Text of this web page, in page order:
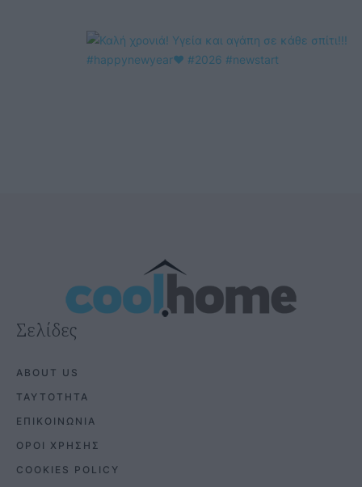
Σελίδες
ABOUT US
ΤΑΥΤΟΤΗΤΑ
ΕΠΙΚΟΙΝΩΝΙΑ
ΟΡΟΙ ΧΡΗΣΗΣ
COOKIES POLICY